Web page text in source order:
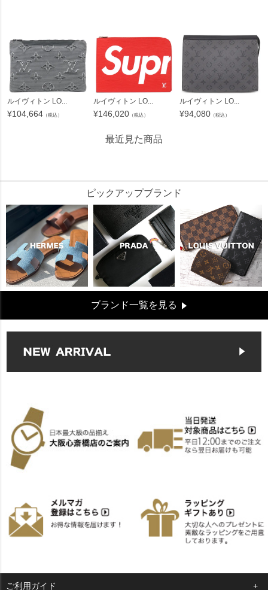
ルイヴィトン LO...
¥104,664 （税込）
ルイヴィトン LO...
¥146,020 （税込）
ルイヴィトン LO...
¥94,080 （税込）
最近見た商品
ピックアップブランド
ブランド一覧を見る
ご利用ガイド